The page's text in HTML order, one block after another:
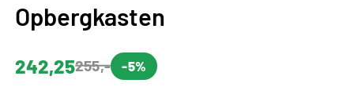
Opbergkasten
242,25255,- -5%